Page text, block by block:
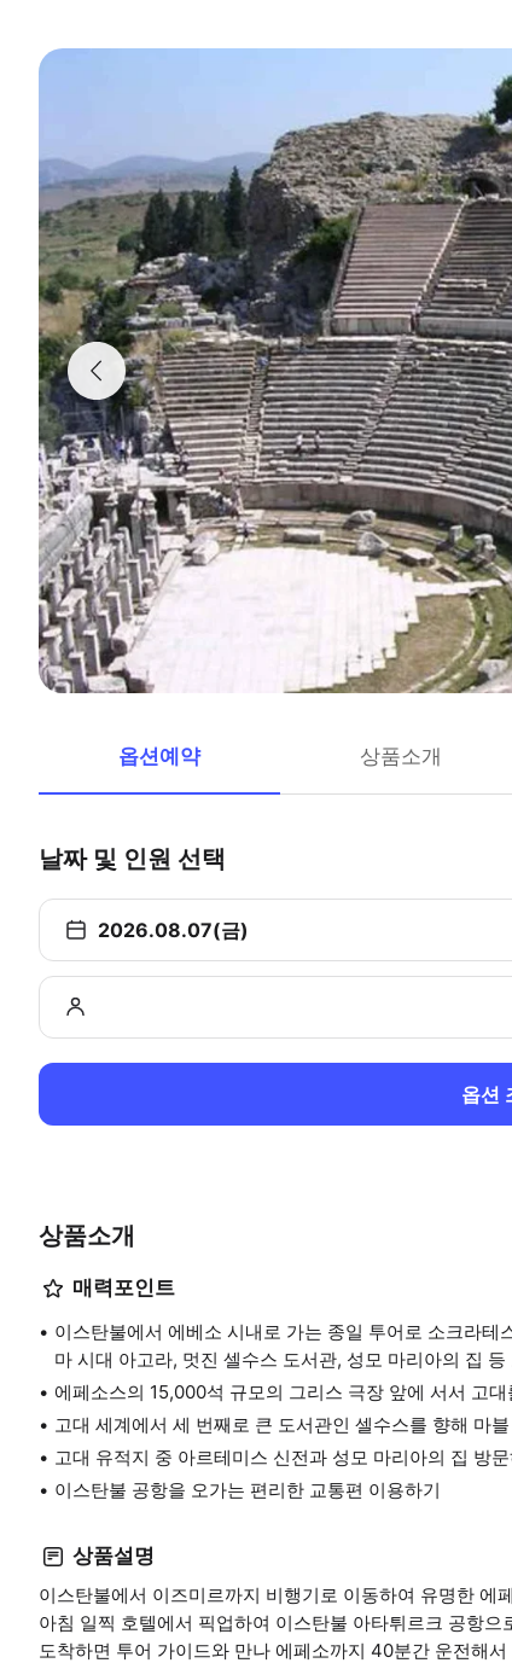
옵션예약 상품소개
날짜 및 인원 선택
2026.08.07(금)
옵션
상품소개
매력포인트
이스탄불에서 에베소 시내로 가는 종일 투어로 소크라
마 시대 아고라, 멋진 셀수스 도서관, 성모 마리아의 집
에페소스의 15,000석 규모의 그리스 극장 앞에 서서 고
고대 세계에서 세 번째로 큰 도서관인 셀수스를 향해 마
고대 유적지 중 아르테미스 신전과 성모 마리아의 집 방문
이스탄불 공항을 오가는 편리한 교통편 이용하기
상품설명
이스탄불에서 이즈미르까지 비행기로 이동하여 유명한
아침 일찍 호텔에서 픽업하여 이스탄불 아타튀르크 공항
도착하면 투어 가이드와 만나 에페소까지 40분간 운전해서